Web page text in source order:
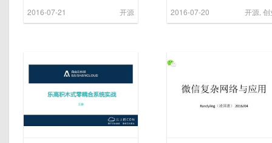
2016-07-21 开源 2016-07-20 开源 创